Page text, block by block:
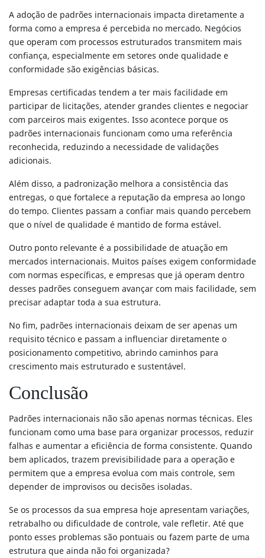
A adoção de padrões internacionais impacta diretamente a
forma como a empresa é percebida no mercado. Negócios
que operam com processos estruturados transmitem mais
confiança, especialmente em setores onde qualidade e
conformidade são exigências básicas.
Empresas certificadas tendem a ter mais facilidade em
participar de licitações, atender grandes clientes e negociar
com parceiros mais exigentes. Isso acontece porque os
padrões internacionais funcionam como uma referência
reconhecida, reduzindo a necessidade de validações
adicionais.
Além disso, a padronização melhora a consistência das
entregas, o que fortalece a reputação da empresa ao longo
do tempo. Clientes passam a confiar mais quando percebem
que o nível de qualidade é mantido de forma estável.
Outro ponto relevante é a possibilidade de atuação em
mercados internacionais. Muitos países exigem conformidade
com normas específicas, e empresas que já operam dentro
desses padrões conseguem avançar com mais facilidade, sem
precisar adaptar toda a sua estrutura.
No fim, padrões internacionais deixam de ser apenas um
requisito técnico e passam a influenciar diretamente o
posicionamento competitivo, abrindo caminhos para
crescimento mais estruturado e sustentável.
Conclusão
Padrões internacionais não são apenas normas técnicas. Eles
funcionam como uma base para organizar processos, reduzir
falhas e aumentar a eficiência de forma consistente. Quando
bem aplicados, trazem previsibilidade para a operação e
permitem que a empresa evolua com mais controle, sem
depender de improvisos ou decisões isoladas.
Se os processos da sua empresa hoje apresentam variações,
retrabalho ou dificuldade de controle, vale refletir. Até que
ponto esses problemas são pontuais ou fazem parte de uma
estrutura que ainda não foi organizada?